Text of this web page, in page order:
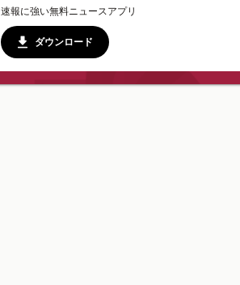
速報に強い無料ニュースアプリ
ダウンロード